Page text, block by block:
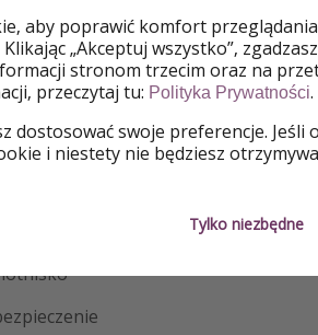
Hammamet Thalasso & Spa
aby poprawić komfort
„Akceptuj wszystko”,
stronom trzecim oraz na
przeczytaj tu: Polityka Prywatności.
dostosować swoje preferencje. Jeśli
i niestety nie będziesz
Tylko niezbędne